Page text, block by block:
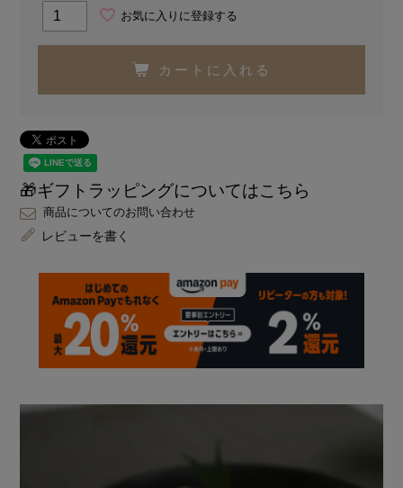
お気に入りに登録する
カートに入れる
🎁ギフトラッピングについてはこちら
商品についてのお問い合わせ
レビューを書く